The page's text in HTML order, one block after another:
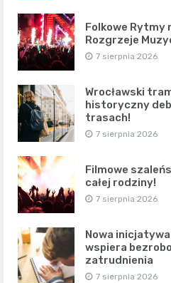
Folkowe Rytmy
Rozgrzeje
7 sierpnia 2026
Wrocławski
historyczny
trasach!
7 sierpnia 2026
Filmowe
całej rodziny!
7 sierpnia 2026
Nowa inicjatywa
wspiera
zatrudnienia
7 sierpnia 2026